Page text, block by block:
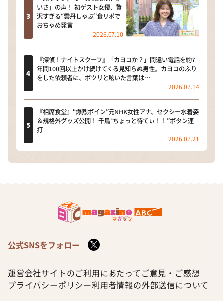
いさ」の声！ 初ゲスト女優、贅
沢すぎる“雲丹しゃぶ”食リポで
おちゃめ発言
2026.07.10
『探偵！ナイトスクープ』「カヨコか？」間違い電話を約7
年間100回以上かけ続けてくる見知らぬ男性。カヨコのふり
をした依頼者に、ポツリと呟いた言葉は…
2026.07.14
『相席食堂』“爆烈ボイン”元NHK女性アナ、セクシー水着姿
＆規格外グッズ公開！ 千鳥“ちょっと待てぃ！！”ボタン連
打
2026.07.21
公式SNSをフォロー
運営会社サイトのご利用にあたって ご意見・ご感想
プライバシーポリシー利用者情報の外部送信について